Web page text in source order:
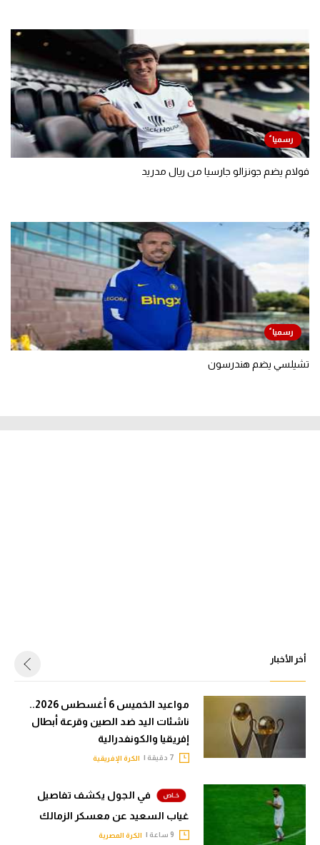
فولام يضم جونزالو جارسيا من ريال مدريد
تشيلسي يضم هندرسون
أخر الأخبار
مواعيد الخميس 6 أغسطس 2026..
ناشئات اليد ضد الصين وقرعة أبطال
إفريقيا والكونفدرالية
الكرة الإفريقية
في الجول يكشف تفاصيل
غياب السعيد عن معسكر الزمالك
الكرة المصرية